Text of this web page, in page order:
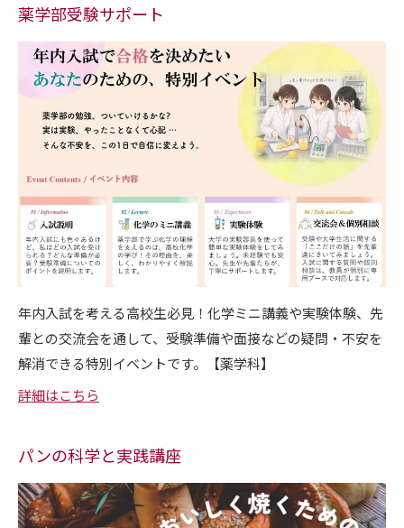
薬学部受験サポート
年内入試を考える高校生必見！化学ミニ講義や実験体験、先
輩との交流会を通して、受験準備や面接などの疑問・不安を
解消できる特別イベントです。【薬学科】
詳細はこちら
パンの科学と実践講座